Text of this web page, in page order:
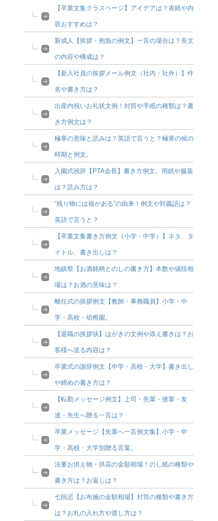
【卒業文集クラスページ】アイデアは？表紙や内
容おすすめは？
新成人【挨拶・抱負の例文】一言の場合は？長文
の内容や構成は？
【新入社員の挨拶メール例文（社内・社外）】件
名や書き方は？
出産内祝いお礼状文例！封筒や手紙の種類は？書
き方例文は？
極寒の意味と読みは？英語で言うと？極寒の候の
時期と例文。
入園式祝辞【PTA会長】書き方例文。用紙や服装
は？読み方は？
“残り物には福がある”の由来！例文や対義語は？
英語で言うと？
【卒業文集書き方例文（小学・中学）】ネタ、タ
イトル、書き出しは？
地鎮祭【お酒銘柄とのしの書き方】本数や値段相
場は？お酒の意味は？
離任式の挨拶例文【教師・事務職員】小学・中
学・高校・幼稚園。
【退職の挨拶状】はがきの文例や添え書きは？お
客様へ送る内容は？
卒業式の謝辞例文【中学・高校・大学】書き出し
や締めの書き方は？
【転勤メッセージ例文】上司・先輩・後輩・友
達・先生へ贈る一言は？
卒業メッセージ【先輩へ一言例文集】小学・中
学・高校・大学別贈る言葉。
法要お供え物・供花の金額相場！のし紙の種類や
書き方は？お返しは？
七回忌【お布施の金額相場】封筒の種類や書き方
は？お札の入れ方や渡し方は？